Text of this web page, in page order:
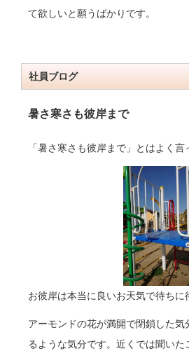
て欲しいと願うばかりです。
社員ブログ
暑さ寒さも彼岸まで
「暑さ寒さも彼岸まで」とはよく言
お彼岸は本当に良いお天気で待ちに
アーモンドの花が満開で閉鎖した
るような気分です。 近くでは聞いた